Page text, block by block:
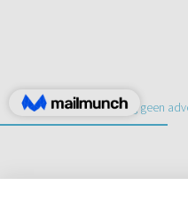
Een jaar lang geen